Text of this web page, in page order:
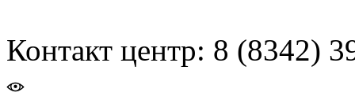
Контакт центр: 8 (8342)